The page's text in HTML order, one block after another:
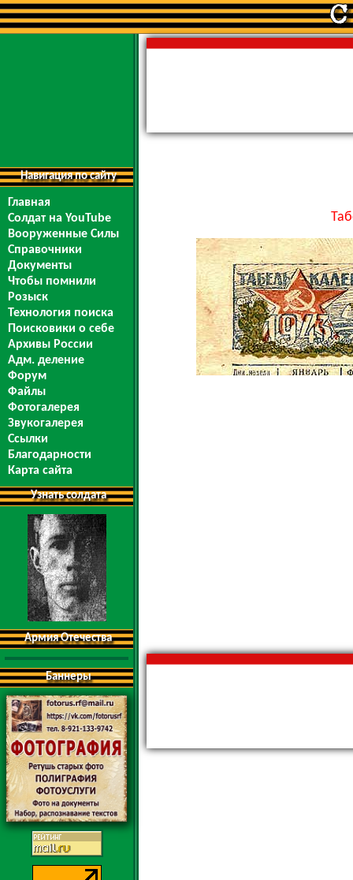
Навигация по сайту
Главная
Солдат на YouTube
Вооруженные Силы
Справочники
Документы
Чтобы помнили
Розыск
Технология поиска
Поисковики о себе
Архивы России
Адм. деление
Форум
Файлы
Фотогалерея
Звукогалерея
Ссылки
Благодарности
Карта сайта
Узнать солдата
Армия Отечества
Баннеры